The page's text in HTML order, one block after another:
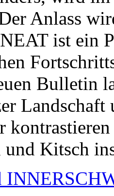
Anlass
ist ein
Bulletin
Kitsch